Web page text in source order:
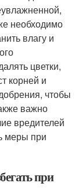
необходимо
влагу и
цветки,
корней и
чтобы
важно
вредителей
меры при
при